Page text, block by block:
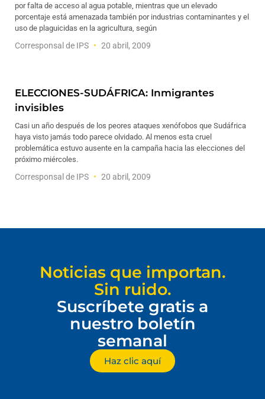
por falta de acceso al agua potable, mientras que un elevado
porcentaje está amenazada también por industrias contaminantes y el
uso de plaguicidas en la agricultura, según
Corresponsal de IPS 20 abril, 2009
ELECCIONES-SUDÁFRICA: Inmigrantes
invisibles
Casi un año después de los peores ataques xenófobos que Sudáfrica
haya visto jamás todo parece olvidado. Al menos esta cruel
problemática estuvo ausente en la campaña hacia las elecciones del
próximo miércoles.
Corresponsal de IPS 20 abril, 2009
Noticias que importan.
Sin ruido.
Suscríbete gratis a
nuestro boletín
semanal
Haz clic aquí